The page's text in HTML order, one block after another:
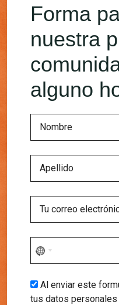
Forma
nuestra
alguno
No
country
selected
Al enviar este
tus datos